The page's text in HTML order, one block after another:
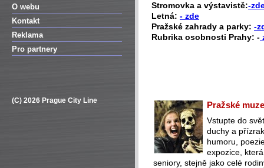
O webu
Kontakt
Reklama
Pro partnery
(C) 2026 Prague City Line
Stromovka a výstavistě:-
Letná: - zde
Pražské zahrady a parky: -
Rubrika osobnosti Prahy: -
Pražské
Vstupte do
duchy a
humoru,
expozice,
seniory, stejně jako celé